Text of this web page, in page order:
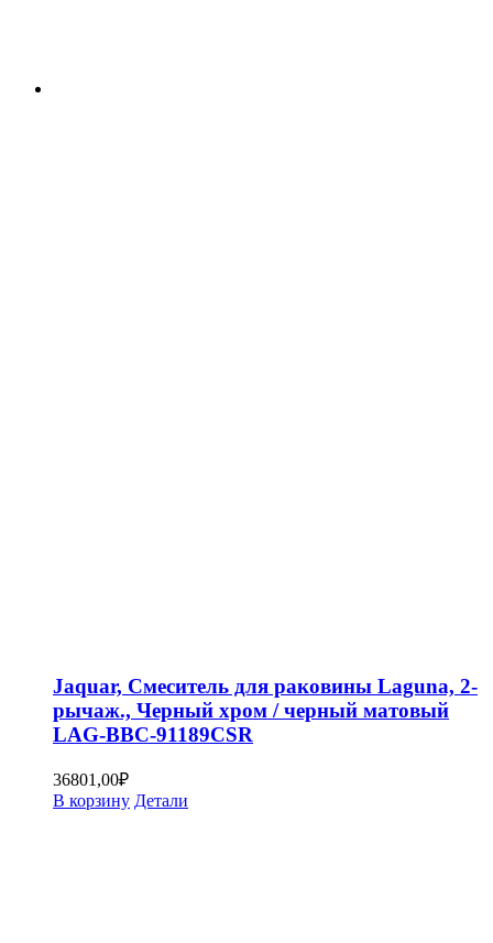
Jaquar, Смеситель для раковины Laguna, 2-
рычаж., Черный хром / черный матовый
LAG-BBC-91189CSR
36801,00₽
В корзину Детали